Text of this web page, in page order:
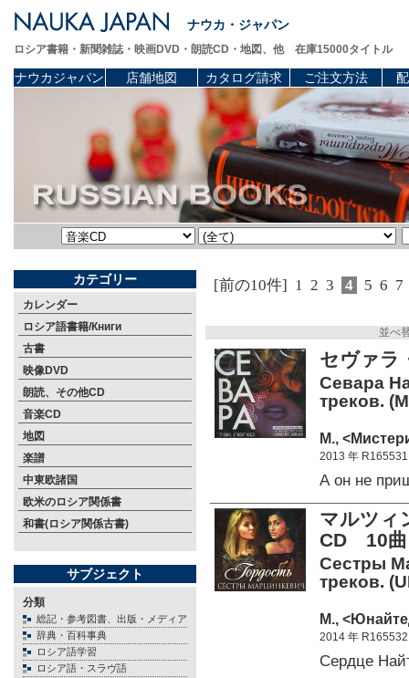
ナウカ・ジャパン
ロシア書籍・新聞雑誌・映画DVD・朗読CD・地図、他 在庫15000タイトル
ナウカジャパン 店舗地図 カタログ請求 ご注文方法
カテゴリー
カレンダー
ロシア語書籍/Книги
古書
映像DVD
朗読、その他CD
音楽CD
地図
楽譜
中東欧諸国
欧米のロシア関係書
和書(ロシア関係古書)
サブジェクト
分類
総記・参考図書、出版・メディア
辞典・百科事典
ロシア語学習
ロシア語・スラヴ語
[前の10件] 1 2 3 4 5 6 7
並べ
セヴァ
Севара
треков.
М.,
2013 年 R165531
А он не
マルツ
CD 10曲
Сестры
треков.
М.,
2014 年 R165532
Сердце